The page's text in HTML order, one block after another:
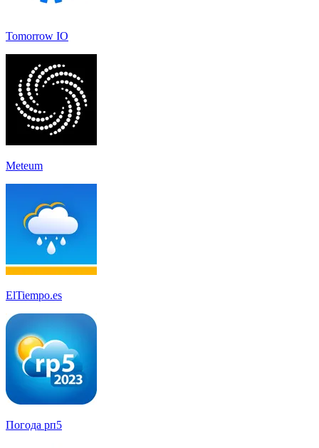
Tomorrow IO
Meteum
ElTiempo.es
Погода рп5